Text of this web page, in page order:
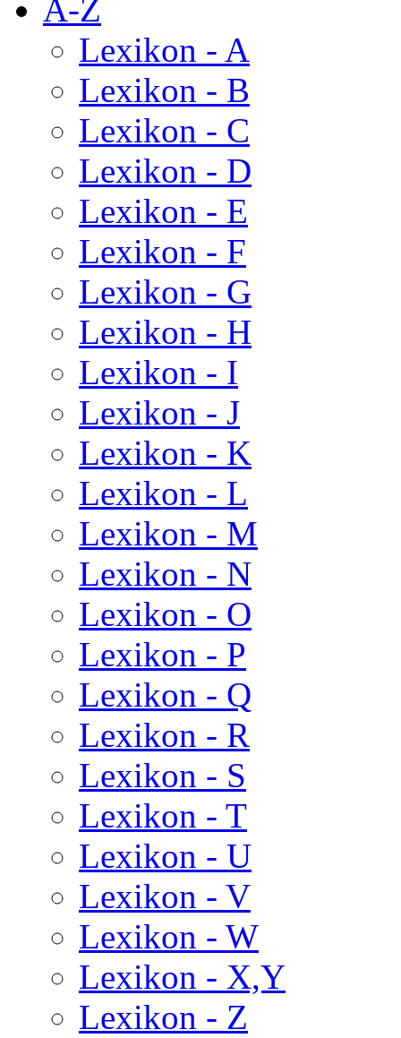
A-Z
Lexikon - A
Lexikon - B
Lexikon - C
Lexikon - D
Lexikon - E
Lexikon - F
Lexikon - G
Lexikon - H
Lexikon - I
Lexikon - J
Lexikon - K
Lexikon - L
Lexikon - M
Lexikon - N
Lexikon - O
Lexikon - P
Lexikon - Q
Lexikon - R
Lexikon - S
Lexikon - T
Lexikon - U
Lexikon - V
Lexikon - W
Lexikon - X,Y
Lexikon - Z